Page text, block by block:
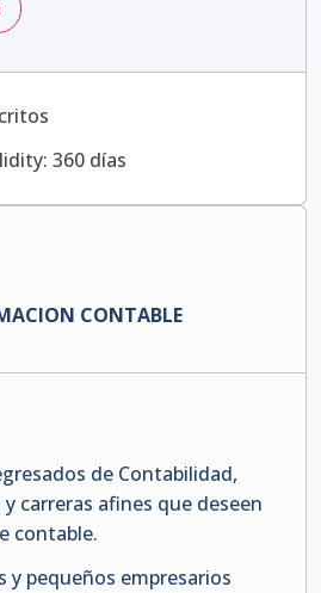
360 días
CONTABLE
de Contabilidad,
carreras afines que deseen
contable.
y pequeños empresarios